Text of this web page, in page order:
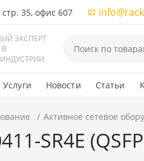
35, офис 607
ЭКСПЕРТ
В
Услуги Новости Статьи
Активное сетевое
SR4E